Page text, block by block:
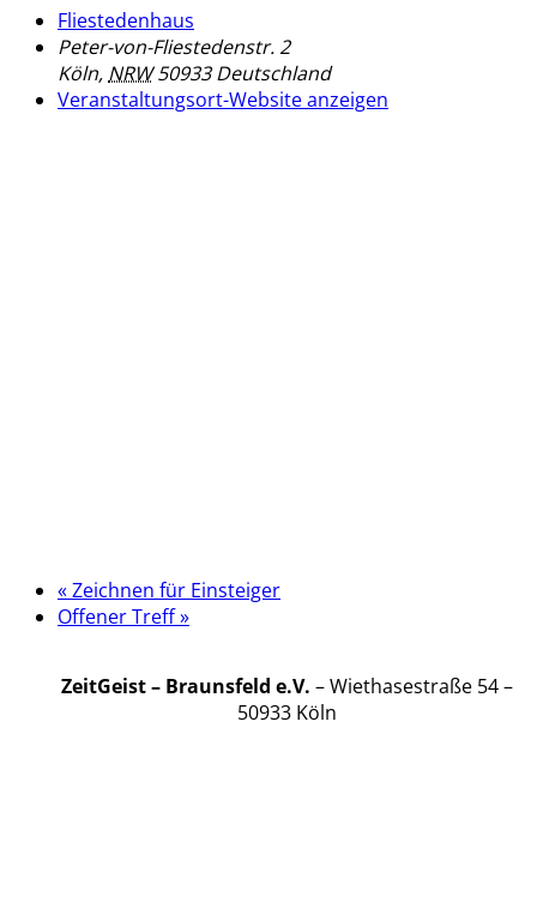
Fliestedenhaus
Peter-von-Fliestedenstr. 2
Köln, NRW 50933 Deutschland
Veranstaltungsort-Website anzeigen
«Zeichnen für Einsteiger
Offener Treff»
ZeitGeist – Braunsfeld e.V. – Wiethasestraße 54 –
50933 Köln